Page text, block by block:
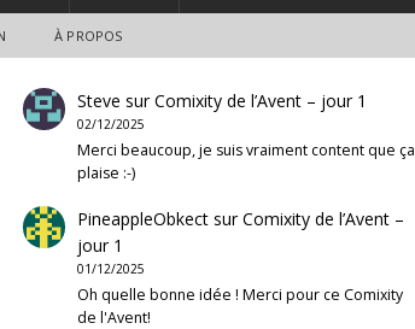
À PROPOS
Steve surComixity de l’Avent – jour 1
02/12/2025
Merci beaucoup, je suis vraiment content que ça
plaise :-)
PineappleObkect surComixity de l’Avent –
jour 1
01/12/2025
Oh quelle bonne idée ! Merci pour ce Comixity
de l'Avent!